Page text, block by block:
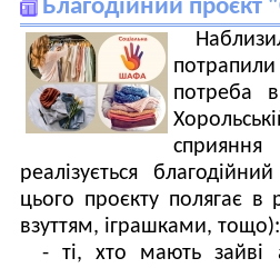
Благодійний
потреба
реалізується
цього проєкту полягає
взуттям, іграшками, тощо):
- ті, хто мають зайві